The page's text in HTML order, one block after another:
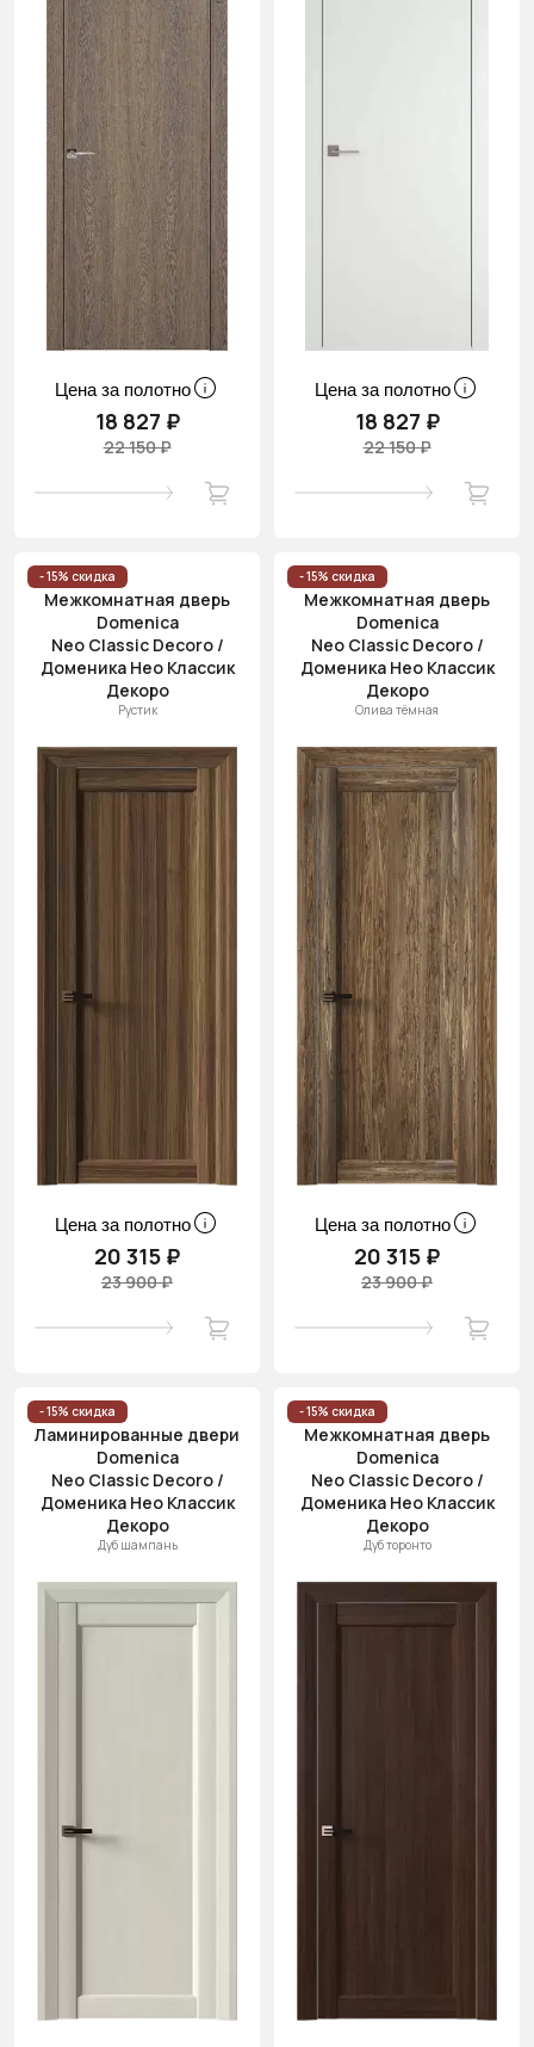
Цена за полотно
18 827 ₽
22 150 ₽
Цена за полотно
18 827 ₽
22 150 ₽
- 15% скидка
Межкомнатная дверь
Domenica
Neo Classic Decoro /
Доменика Нео Классик
Декоро
Рустик
Цена за полотно
20 315 ₽
23 900 ₽
- 15% скидка
Межкомнатная дверь
Domenica
Neo Classic Decoro /
Доменика Нео Классик
Декоро
Олива тёмная
Цена за полотно
20 315 ₽
23 900 ₽
- 15% скидка
Ламинированные двери
Domenica
Neo Classic Decoro /
Доменика Нео Классик
Декоро
Дуб шампань
- 15% скидка
Межкомнатная дверь
Domenica
Neo Classic Decoro /
Доменика Нео Классик
Декоро
Дуб торонто